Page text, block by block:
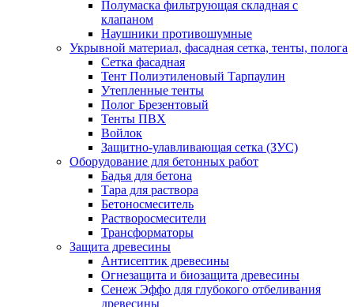
Полумаска фильтрующая складная с
клапаном
Наушники противошумные
Укрывной материал, фасадная сетка, тенты, полога
Сетка фасадная
Тент Полиэтиленовый Тарпаулин
Утепленные тенты
Полог Брезентовый
Тенты ПВХ
Войлок
Защитно-улавливающая сетка (ЗУС)
Оборудование для бетонных работ
Бадья для бетона
Тара для раствора
Бетоносмеситель
Растворосмесители
Трансформаторы
Защита древесины
Антисептик древесины
Огнезащита и биозащита древесины
Сенеж Эффо для глубокого отбеливания
древесины